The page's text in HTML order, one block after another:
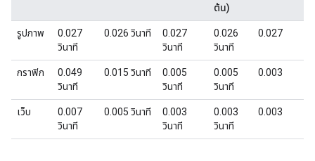
ต้น)
รูปภาพ
0.027
วินาที
0.026 วินาที
0.027
วินาที
0.026
วินาที
0.027
กราฟิก
0.049
วินาที
0.015 วินาที
0.005
วินาที
0.005
วินาที
0.003
เว็บ
0.007
วินาที
0.005 วินาที
0.003
วินาที
0.003
วินาที
0.003